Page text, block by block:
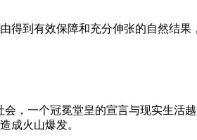
得到有效保障和充分伸张的自然结
，一个冠冕堂皇的宣言与现实生
成火山爆发。